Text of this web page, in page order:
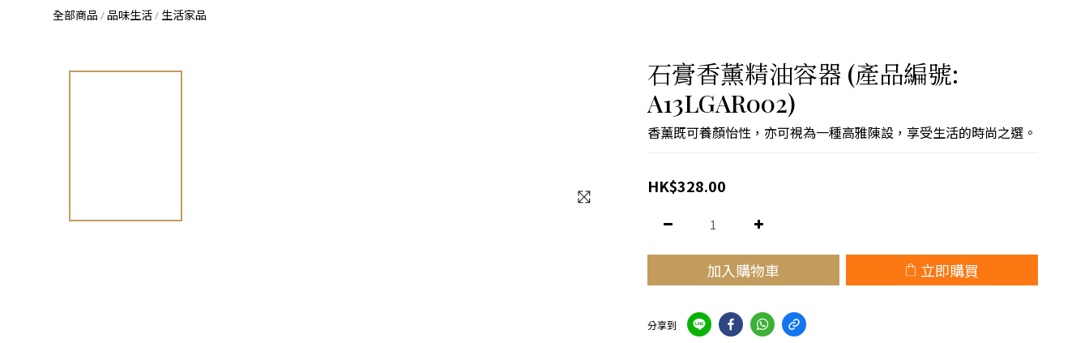
全部商品 /品味生活 / 生活家品
石膏香薰精油容器 (產品編號:
A13LGAR002)
香薰既可養顏怡性，亦可視為一種高雅陳設，享受生活的時尚之選。
HK$328.00
加入購物車 立即購買
分享到